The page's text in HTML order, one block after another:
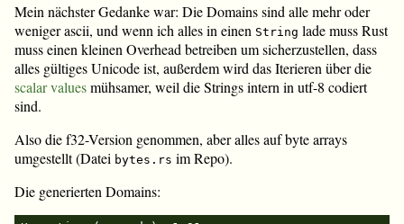
Mein nächster Gedanke war: Die Domains sind alle mehr oder
weniger ascii, und wenn ich alles in einen String lade muss Rust
muss einen kleinen Overhead betreiben um sicherzustellen, dass
alles gültiges Unicode ist, außerdem wird das Iterieren über die
scalar valuesmühsamer, weil die Strings intern in utf-8 codiert
sind.
Also die f32-Version genommen, aber alles auf byte arrays
umgestellt (Datei bytes.rs im Repo).
Die generierten Domains: